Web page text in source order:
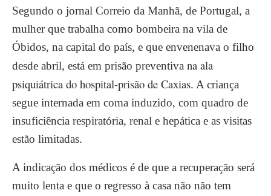
Segundo o jornal Correio da Manhã, de Portugal, a
mulher que trabalha como bombeira na vila de
Óbidos, na capital do país, e que envenenava o filho
desde abril, está em prisão preventiva na ala
psiquiátrica do hospital-prisão de Caxias. A criança
segue internada em coma induzido, com quadro de
insuficiência respiratória, renal e hepática e as visitas
estão limitadas.
A indicação dos médicos é de que a recuperação será
muito lenta e que o regresso à casa não não tem